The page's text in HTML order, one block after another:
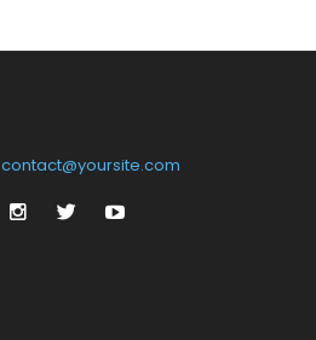
contact@yoursite.com